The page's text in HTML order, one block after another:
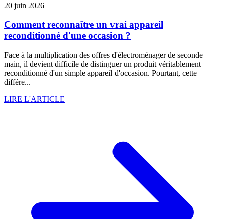
20 juin 2026
Comment reconnaître un vrai appareil
reconditionné d'une occasion ?
Face à la multiplication des offres d'électroménager de seconde
main, il devient difficile de distinguer un produit véritablement
reconditionné d'un simple appareil d'occasion. Pourtant, cette
différe...
LIRE L'ARTICLE